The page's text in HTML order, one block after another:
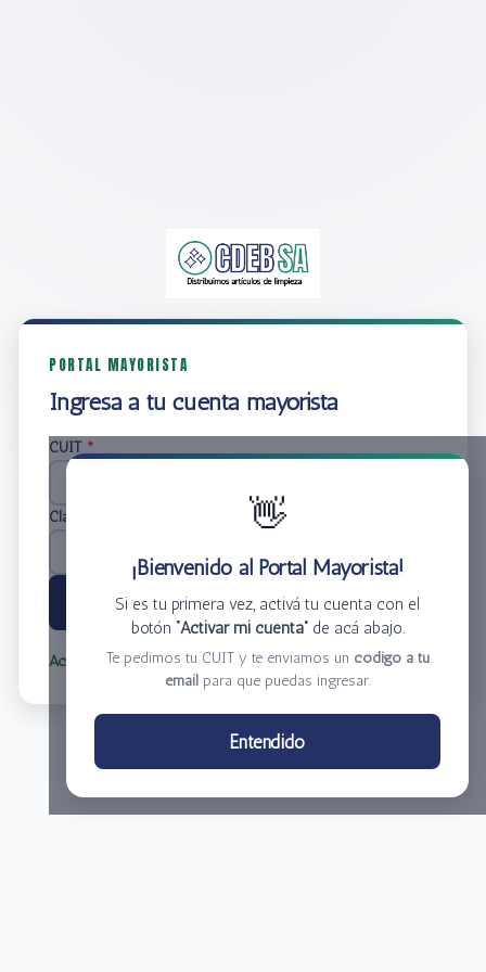
PORTAL MAYORISTA
Ingresá a tu cuenta mayorista
👋
¡Bienvenido al Portal Mayorista!
Si es tu primera vez, activá tu cuenta con el
botón “Activar mi cuenta”de acá abajo.
Te pedimos tu CUIT y te enviamos un código a tu
email para que puedas ingresar.
Entendido
CUIT *
Clave
Ingresar
Activar mi cuenta Olvidé mi clave
Centro de Distribución El Bacha S.A.